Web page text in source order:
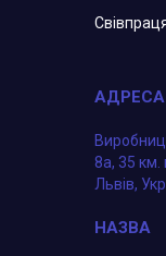
8а, 35 км.
Львів,